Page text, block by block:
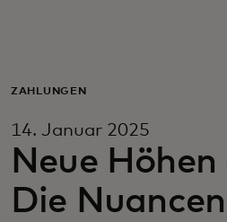
Für Unternehmen
Für die Welt
Für Innovatoren
ZAHLUNGEN
14. Januar 2025
Neue
Die